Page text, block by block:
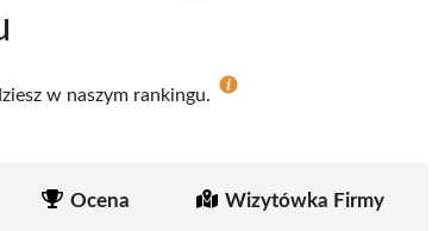
w naszym rankingu.
Ocena Wizytówka Firmy